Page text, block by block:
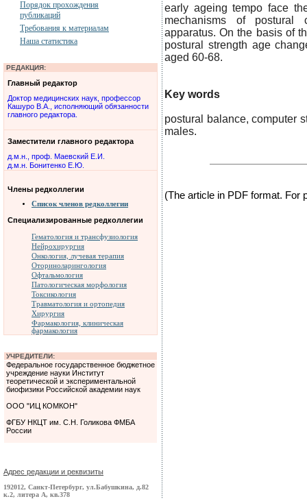
Порядок прохождения
публикаций
Требования к материалам
Наша статистика
РЕДАКЦИЯ:
Главный редактор
Доктор медицинских наук, профессор
Кашуро В.А., исполняющий обязанности
главного редактора.
Заместители главного редактора
д.м.н., проф. Маевский Е.И.
д.м.н. Бонитенко Е.Ю.
Члены редколлегии
Список членов редколлегии
Специализированные редколлегии
Гематология и трансфузиология
Нейрохирургия
Онкология, лучевая терапия
Оториноларингология
Офтальмология
Патологическая морфология
Токсикология
Травматология и ортопедия
Хирургия
Фармакология, клиническая
фармакология
УЧРЕДИТЕЛИ:
Федеральное государственное бюджетное
учреждение науки Институт
теоретической и экспериментальной
биофизики Российской академии наук
ООО "ИЦ КОМКОН"
ФГБУ НКЦТ им. С.Н. Голикова ФМБА
России
Адрес редакции и реквизиты
192012, Санкт-Петербург, ул.Бабушкина, д.82
к.2, литера А, кв.378
early ageing tempo face
mechanisms of postural
apparatus. On the basis of
postural strength age
aged 60-68.
Key words
postural balance, computer
males.
(The article in PDF format. For